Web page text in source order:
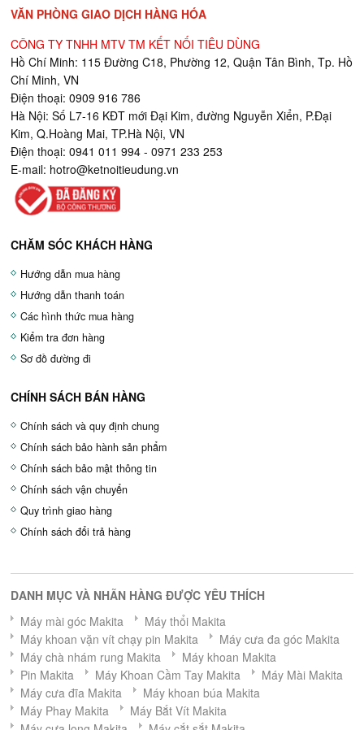
VĂN PHÒNG GIAO DỊCH HÀNG HÓA
CÔNG TY TNHH MTV TM KẾT NỐI TIÊU DÙNG
Hồ Chí Minh: 115 Đường C18, Phường 12, Quận Tân Bình, Tp. Hồ
Chí Minh, VN
Điện thoại: 0909 916 786
Hà Nội: Số L7-16 KĐT mới Đại Kim, đường Nguyễn Xiển, P.Đại
Kim, Q.Hoàng Mai, TP.Hà Nội, VN
Điện thoại: 0941 011 994 - 0971 233 253
E-mail: hotro@ketnoitieudung.vn
CHĂM SÓC KHÁCH HÀNG
Hướng dẫn mua hàng
Hướng dẫn thanh toán
Các hình thức mua hàng
Kiểm tra đơn hàng
Sơ đồ đường đi
CHÍNH SÁCH BÁN HÀNG
Chính sách và quy định chung
Chính sách bảo hành sản phẩm
Chính sách bảo mật thông tin
Chính sách vận chuyển
Quy trình giao hàng
Chính sách đổi trả hàng
DANH MỤC VÀ NHÃN HÀNG ĐƯỢC YÊU THÍCH
Máy mài góc Makita
Máy thổi Makita
Máy khoan vặn vít chạy pin Makita
Máy cưa đa góc Makita
Máy chà nhám rung Makita
Máy khoan Makita
Pin Makita
Máy Khoan Cầm Tay Makita
Máy Mài Makita
Máy cưa đĩa Makita
Máy khoan búa Makita
Máy Phay Makita
Máy Bắt Vít Makita